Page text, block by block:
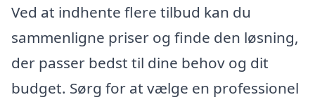
Ved at indhente flere tilbud kan du
sammenligne priser og finde den løsning,
der passer bedst til dine behov og dit
budget. Sørg for at vælge en professionel